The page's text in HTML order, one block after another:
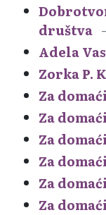
društva
Adela
Zorka P.
Za
Za
Za
Za
Za
Za